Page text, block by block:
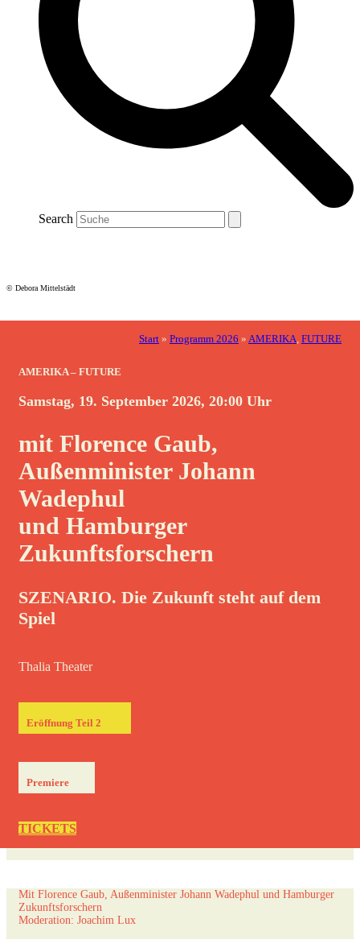
Search
© Debora Mittelstädt
Start » Programm 2026 » AMERIKA, FUTURE
AMERIKA – FUTURE
Samstag, 19. September 2026, 20:00 Uhr
mit Florence Gaub,
Außenminister Johann
Wadephul
und Hamburger
Zukunftsforschern
SZENARIO. Die Zukunft steht auf dem
Spiel
Thalia Theater
Eröffnung Teil 2
Premiere
TICKETS
Mit Florence Gaub, Außenminister Johann Wadephul und Hamburger
Zukunftsforschern
Moderation: Joachim Lux